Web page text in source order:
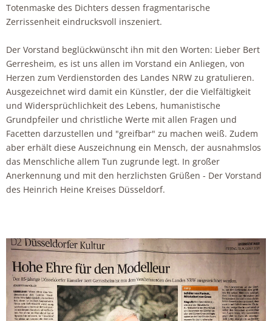
Totenmaske des Dichters dessen fragmentarische
Zerrissenheit eindrucksvoll inszeniert.
Der Vorstand beglückwünscht ihn mit den Worten: Lieber Bert
Gerresheim, es ist uns allen im Vorstand ein Anliegen, von
Herzen zum Verdienstorden des Landes NRW zu gratulieren.
Ausgezeichnet wird damit ein Künstler, der die Vielfältigkeit
und Widersprüchlichkeit des Lebens, humanistische
Grundpfeiler und christliche Werte mit allen Fragen und
Facetten darzustellen und "greifbar" zu machen weiß. Zudem
aber erhält diese Auszeichnung ein Mensch, der ausnahmslos
das Menschliche allem Tun zugrunde legt. In großer
Anerkennung und mit den herzlichsten Grüßen - Der Vorstand
des Heinrich Heine Kreises Düsseldorf.